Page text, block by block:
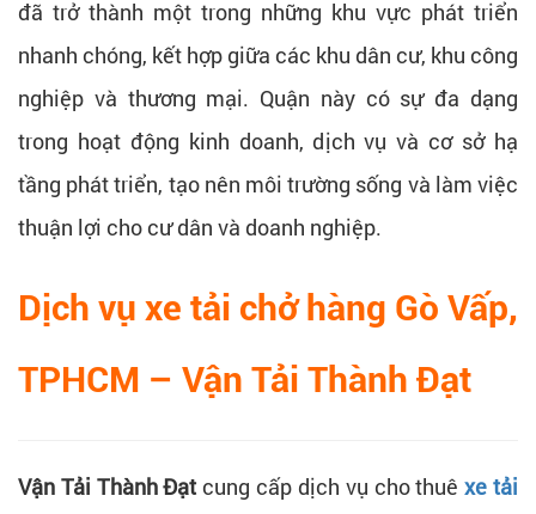
đã trở thành một trong những khu vực phát triển
nhanh chóng, kết hợp giữa các khu dân cư, khu công
nghiệp và thương mại. Quận này có sự đa dạng
trong hoạt động kinh doanh, dịch vụ và cơ sở hạ
tầng phát triển, tạo nên môi trường sống và làm việc
thuận lợi cho cư dân và doanh nghiệp.
Dịch vụ xe tải chở hàng Gò Vấp,
TPHCM – Vận Tải Thành Đạt
Vận Tải Thành Đạt cung cấp dịch vụ cho thuêxe tải